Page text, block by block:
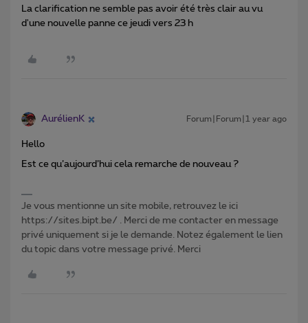
La clarification ne semble pas avoir été très clair au vu
d'une nouvelle panne ce jeudi vers 23 h
AurélienK Forum|Forum|1 year ago
Hello
Est ce qu’aujourd’hui cela remarche de nouveau ?
Je vous mentionne un site mobile, retrouvez le ici
https://sites.bipt.be/ . Merci de me contacter en message
privé uniquement si je le demande. Notez également le lien
du topic dans votre message privé. Merci